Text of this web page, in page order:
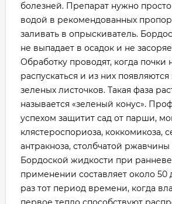
болезней. Препарат нужно
водой в рекомендованных
заливать в опрыскиватель.
не выпадает в осадок и не
Обработку проводят, когда почки
распускаться и из них
зеленых листочков. Такая фаза
называется «зеленый конус».
успехом защитит сад от парши,
клястероспориоза, коккомикоза,
антракноза, столбчатой
Бордоской жидкости при
применении составляет около 50
раз тот период времени, когда